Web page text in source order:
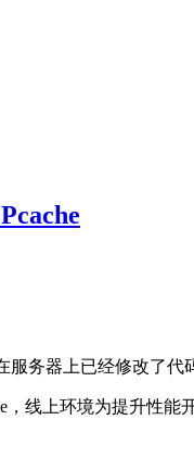
服务器上已经修改了代
，线上环境为提升性